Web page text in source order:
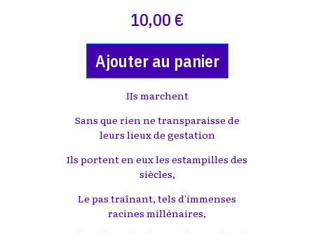
10,00 €
Ajouter au panier
IIs marchent
Sans que rien ne transparaisse de
leurs lieux de gestation
Ils portent en eux les estampilles des
siècles,
Le pas traînant, tels d'immenses
racines millénaires,